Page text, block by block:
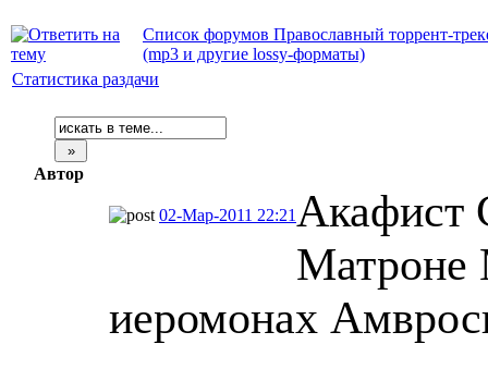
Список форумов Православный торрент-
(mp3 и другие lossy-форматы)
Статистика раздачи
Автор
02-Мар-2011 22:21 Акафист
Матроне
иеромонах